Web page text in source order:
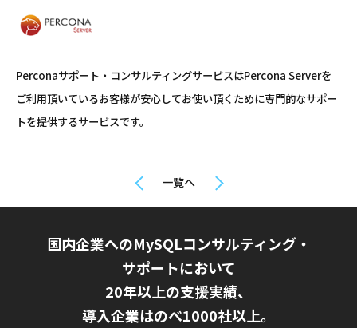
Perconaサポート・コンサルティングサービスはPercona Serverを
ご利用頂いているお客様が安心してお使い頂くために専門的なサポー
トを提供するサービスです。
一覧へ
国内企業へのMySQLコンサルティング・
サポートにおいて
20年以上の支援実績、
導入企業はのべ1000社以上。